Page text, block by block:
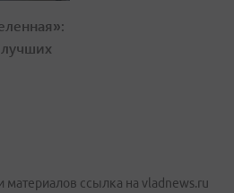
ссылка на vladnews.ru